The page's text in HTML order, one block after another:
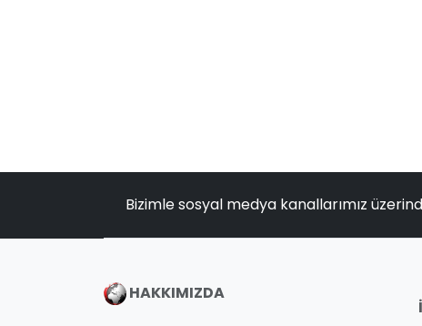
Bizimle sosyal medya kanallarımız
HAKKIMIZDA